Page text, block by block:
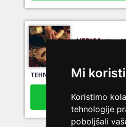
Mi
Koristimo
tehnologije
poboljšali
VERICA / Kod
TEHNIKE: tarot za ljubav
tel:0,93€ -